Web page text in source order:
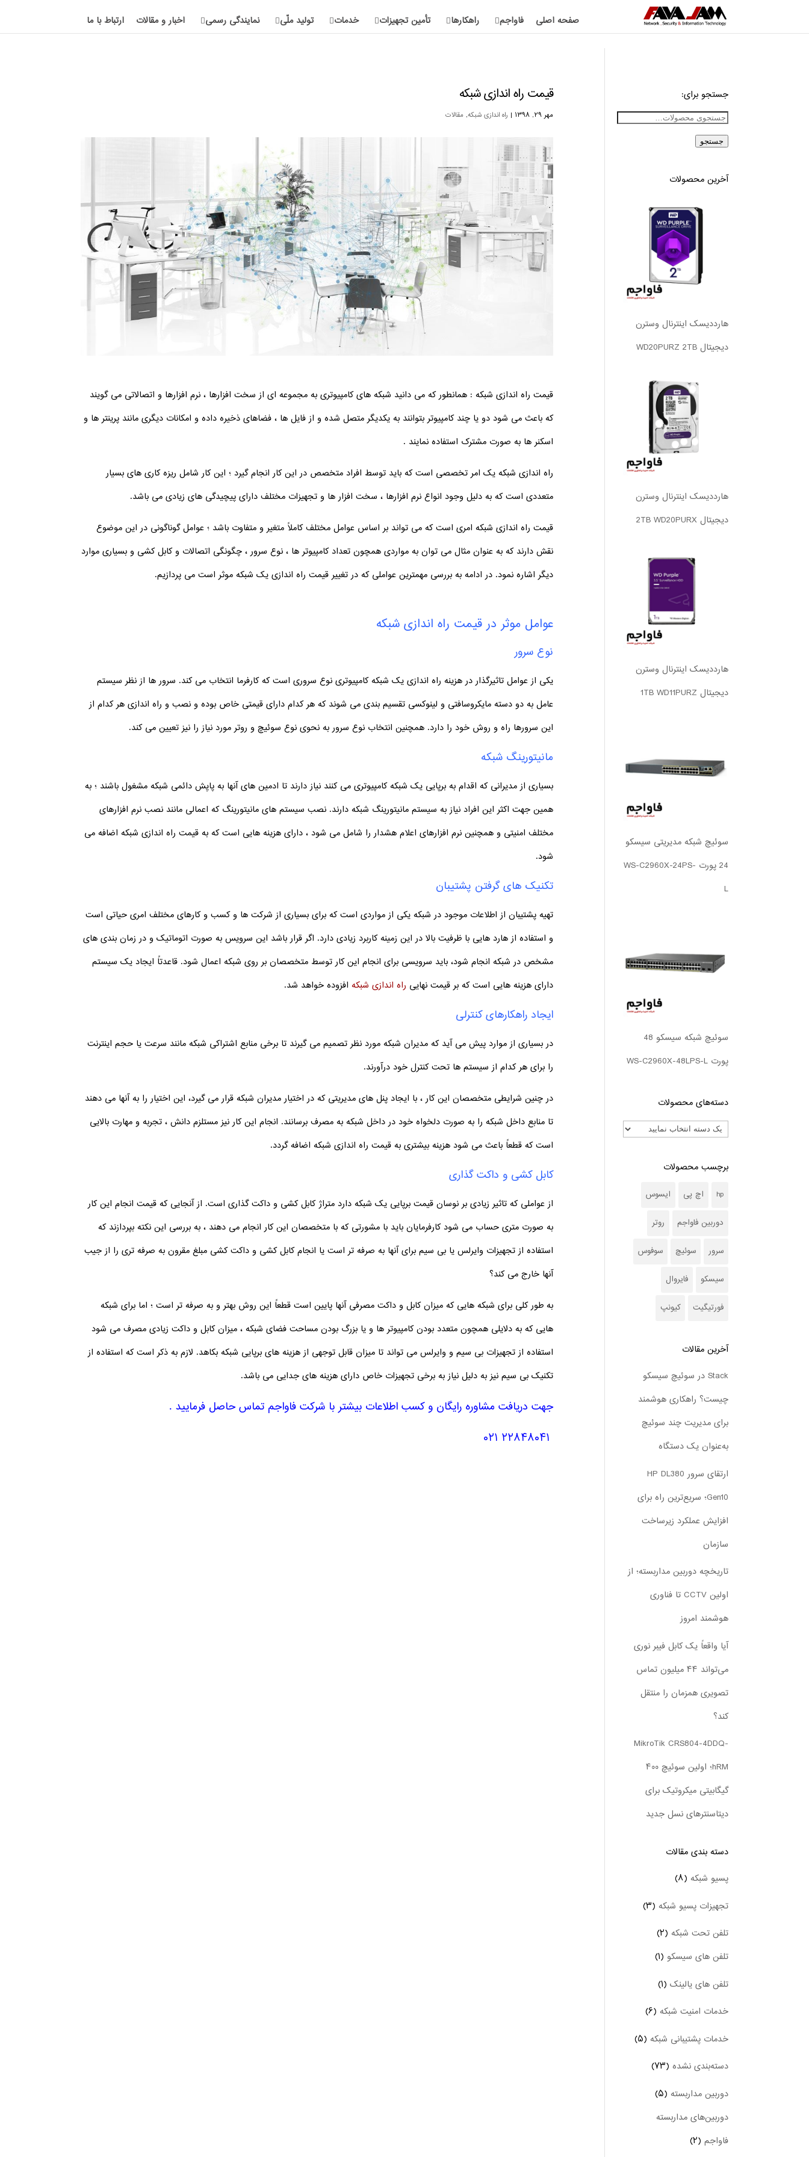
صفحه اصلی فاواجم راهکارها تأمین تجهیزات خدمات تولید ملّی نمایندگی رسمی اخبار و مقالات ارتباط با ما
قیمت راه اندازی شبکه
مهر ۲۹, ۱۳۹۸ | راه اندازی شبکه, مقالات
قیمت راه اندازی شبکه : همانطور که می دانید شبکه های کامپیوتری به مجموعه ای از سخت افزارها ، نرم افزارها و اتصالاتی می گویند
که باعث می شود دو یا چند کامپیوتر بتوانند به یکدیگر متصل شده و از فایل ها ، فضاهای ذخیره داده و امکانات دیگری مانند پرینتر ها و
اسکنر ها به صورت مشترک استفاده نمایند .
راه اندازی شبکه یک امر تخصصی است که باید توسط افراد متخصص در این کار انجام گیرد ؛ این کار شامل ریزه کاری های بسیار
متعددی است که به دلیل وجود انواع نرم افزارها ، سخت افزار ها و تجهیزات مختلف دارای پیچیدگی های زیادی می باشد.
قیمت راه اندازی شبکه امری است که می تواند بر اساس عوامل مختلف کاملاً متغیر و متفاوت باشد ؛ عوامل گوناگونی در این موضوع
نقش دارند که به عنوان مثال می توان به مواردی همچون تعداد کامپیوتر ها ، نوع سرور ، چگونگی اتصالات و کابل کشی و بسیاری موارد
دیگر اشاره نمود. در ادامه به بررسی مهمترین عواملی که در تغییر قیمت راه اندازی یک شبکه موثر است می پردازیم.
عوامل موثر در قیمت راه اندازی شبکه
نوع سرور
یکی از عوامل تاثیرگذار در هزینه راه اندازی یک شبکه کامپیوتری نوع سروری است که کارفرما انتخاب می کند. سرور ها از نظر سیستم
عامل به دو دسته مایکروسافتی و لینوکسی تقسیم بندی می شوند که هر کدام دارای قیمتی خاص بوده و نصب و راه اندازی هر کدام از
این سرورها راه و روش خود را دارد. همچنین انتخاب نوع سرور به نحوی نوع سوئیچ و روتر مورد نیاز را نیز تعیین می کند.
مانیتورینگ شبکه
بسیاری از مدیرانی که اقدام به برپایی یک شبکه کامپیوتری می کنند نیاز دارند تا ادمین های آنها به پایِش دائمی شبکه مشغول باشند ؛ به
همین جهت اکثر این افراد نیاز به سیستم مانیتورینگ شبکه دارند. نصب سیستم های مانیتورینگ که اعمالی مانند نصب نرم افزارهای
مختلف امنیتی و همچنین نرم افزارهای اعلام هشدار را شامل می شود ، دارای هزینه هایی است که به قیمت راه اندازی شبکه اضافه می
شود.
تکنیک های گرفتن پشتیبان
تهیه پشتیبان از اطلاعات موجود در شبکه یکی از مواردی است که برای بسیاری از شرکت ها و کسب و کارهای مختلف امری حیاتی است
و استفاده از هارد هایی با ظرفیت بالا در این زمینه کاربرد زیادی دارد. اگر قرار باشد این سرویس به صورت اتوماتیک و در زمان بندی های
مشخص در شبکه انجام شود، باید سرویسی برای انجام این کار توسط متخصصان بر روی شبکه اعمال شود. قاعدتاً ایجاد یک سیستم
دارای هزینه هایی است که بر قیمت نهایی راه اندازی شبکهافزوده خواهد شد.
ایجاد راهکارهای کنترلی
در بسیاری از موارد پیش می آید که مدیران شبکه مورد نظر تصمیم می گیرند تا برخی منابع اشتراکی شبکه مانند سرعت یا حجم اینترنت
را برای هر کدام از سیستم ها تحت کنترل خود درآورند.
در چنین شرایطی متخصصان این کار ، با ایجاد پنل های مدیریتی که در اختیار مدیران شبکه قرار می گیرد، این اختیار را به آنها می دهند
تا منابع داخل شبکه را به صورت دلخواه خود در داخل شبکه به مصرف برسانند. انجام این کار نیز مستلزم دانش ، تجربه و مهارت بالایی
است که قطعاً باعث می شود هزینه بیشتری به قیمت راه اندازی شبکه اضافه گردد.
کابل کشی و داکت گذاری
از عواملی که تاثیر زیادی بر نوسان قیمت برپایی یک شبکه دارد متراژ کابل کشی و داکت گذاری است. از آنجایی که قیمت انجام این کار
به صورت متری حساب می شود کارفرمایان باید با مشورتی که با متخصصان این کار انجام می دهند ، به بررسی این نکته بپردازند که
استفاده از تجهیزات وایرلس یا بی سیم برای آنها به صرفه تر است یا انجام کابل کشی و داکت کشی مبلغ مقرون به صرفه تری را از جیب
آنها خارج می کند؟
به طور کلی برای شبکه هایی که میزان کابل و داکت مصرفی آنها پایین است قطعاً این روش بهتر و به صرفه تر است ؛ اما برای شبکه
هایی که به دلایلی همچون متعدد بودن کامپیوتر ها و یا بزرگ بودن مساحت فضای شبکه ، میزان کابل و داکت زیادی مصرف می شود
استفاده از تجهیزات بی سیم و وایرلس می تواند تا میزان قابل توجهی از هزینه های برپایی شبکه بکاهد. لازم به ذکر است که استفاده از
تکنیک بی سیم نیز به دلیل نیاز به برخی تجهیزات خاص دارای هزینه های جدایی می باشد.
جهت دریافت مشاوره رایگان و کسب اطلاعات بیشتر با شرکت فاواجم تماس حاصل فرمایید .
۲۲۸۴۸۰۴۱ ۰۲۱
جستجو برای:
جستجو
آخرین محصولات
هارددیسک اینترنال وسترن
دیجیتال WD20PURZ 2TB
هارددیسک اینترنال وسترن
دیجیتال 2TB WD20PURX
هارددیسک اینترنال وسترن
دیجیتال 1TB WD11PURZ
سوئیچ شبکه مدیریتی سیسکو
24 پورت WS-C2960X-24PS-
L
سوئیچ شبکه سیسکو 48
پورت WS-C2960X-48LPS-L
دسته‌های محصولات
برچسب محصولات
hp اچ پی ایسوس
دوربین فاواجم روتر
سرور سوئیچ سوفوس
سیسکو فایروال
فورتیگیت کیونپ
آخرین مقالات
Stack در سوئیچ سیسکو
چیست؟ راهکاری هوشمند
برای مدیریت چند سوئیچ
به‌عنوان یک دستگاه
ارتقای سرور HP DL380
Gen10؛ سریع‌ترین راه برای
افزایش عملکرد زیرساخت
سازمان
تاریخچه دوربین مداربسته؛ از
اولین CCTV تا فناوری
هوشمند امروز
آیا واقعاً یک کابل فیبر نوری
می‌تواند ۴۴ میلیون تماس
تصویری همزمان را منتقل
کند؟
MikroTik CRS804-4DDQ-
hRM؛ اولین سوئیچ ۴۰۰
گیگابیتی میکروتیک برای
دیتاسنترهای نسل جدید
دسته بندی‌ مقالات
پسیو شبکه (۸)
تجهیزات پسیو شبکه (۳)
تلفن تحت شبکه (۲)
تلفن های سیسکو (۱)
تلفن های یالینک (۱)
خدمات امنیت شبکه (۶)
خدمات پشتیبانی شبکه (۵)
دسته‌بندی نشده (۷۳)
دوربین‌ مداربسته (۵)
دوربین‌های مداربسته
فاواجم (۲)